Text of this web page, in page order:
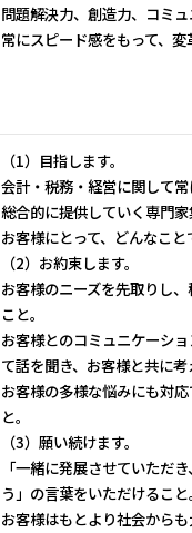
問題解決力、創造力、コミ
常にスピード感をもって、
（1）目指します。
会計・税務・経営に関して
総合的に提供していく専門家
お客様にとって、どんなこ
（2）お約束します。
お客様のニーズを先取りし
こと。
お客様とのコミュニケーシ
て話を聞き、お客様と共に考
お客様の多様な悩みにも対
と。
（3）願い続けます。
「一緒に発展させていただ
う」の言葉をいただけること。
お客様はもとより社会から